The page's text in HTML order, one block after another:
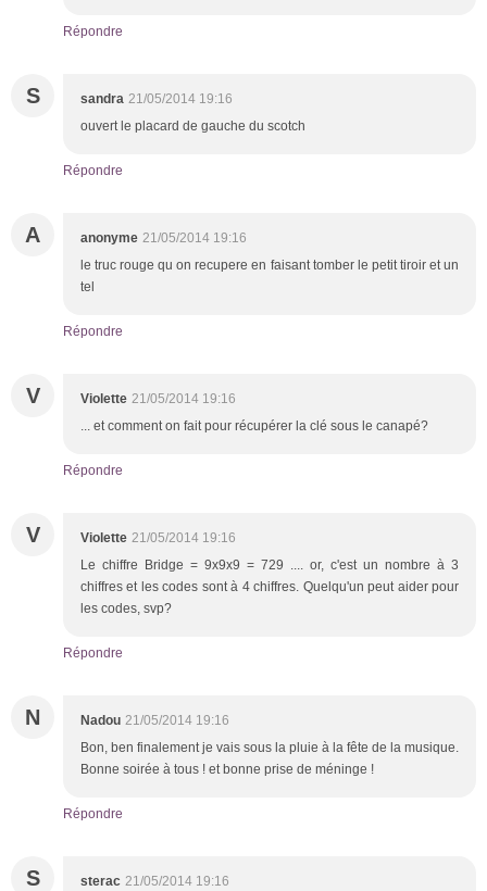
Répondre
S sandra 21/05/2014 19:16
ouvert le placard de gauche du scotch
Répondre
A anonyme 21/05/2014 19:16
le truc rouge qu on recupere en faisant tomber le petit tiroir et un
tel
Répondre
V Violette 21/05/2014 19:16
... et comment on fait pour récupérer la clé sous le canapé?
Répondre
V Violette 21/05/2014 19:16
Le chiffre Bridge = 9x9x9 = 729 .... or, c'est un nombre à 3
chiffres et les codes sont à 4 chiffres. Quelqu'un peut aider pour
les codes, svp?
Répondre
N Nadou 21/05/2014 19:16
Bon, ben finalement je vais sous la pluie à la fête de la musique.
Bonne soirée à tous ! et bonne prise de méninge !
Répondre
S sterac 21/05/2014 19:16